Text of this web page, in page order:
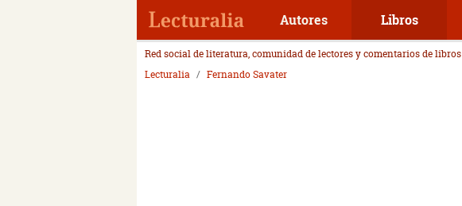
Autores Libros
Red social de literatura, comunidad de lectores y comentarios de libros
Lecturalia
Fernando Savater